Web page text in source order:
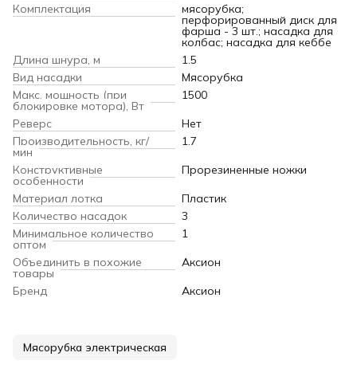
Комплектация
мясорубка;
перфорированный диск для
фарша - 3 шт.; насадка для
колбас; насадка для кеббе
Длина шнура, м
1.5
Вид насадки
Мясорубка
Макс. мощность (при
блокировке мотора), Вт
1500
Реверс
Нет
Производительность, кг/
мин
1.7
Конструктивные
особенности
Прорезиненные ножки
Материал лотка
Пластик
Количество насадок
3
Минимальное количество
оптом
1
Объединить в похожие
товары
Аксион
Бренд
Аксион
Мясорубка электрическая